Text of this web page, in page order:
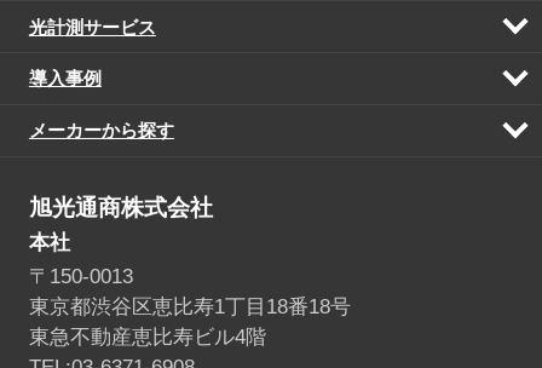
光計測サービス
開
導入事例
開
メーカーから探す
開
旭光通商株式会社
本社
〒150-0013
東京都渋谷区恵比寿1丁目18番18号
東急不動産恵比寿ビル4階